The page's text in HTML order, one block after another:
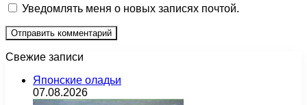
Уведомлять меня о новых записях почтой.
Свежие записи
Японские оладьи
07.08.2026